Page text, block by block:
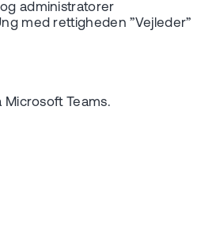
administratorer
med rettigheden ”Vejleder”
Teams.